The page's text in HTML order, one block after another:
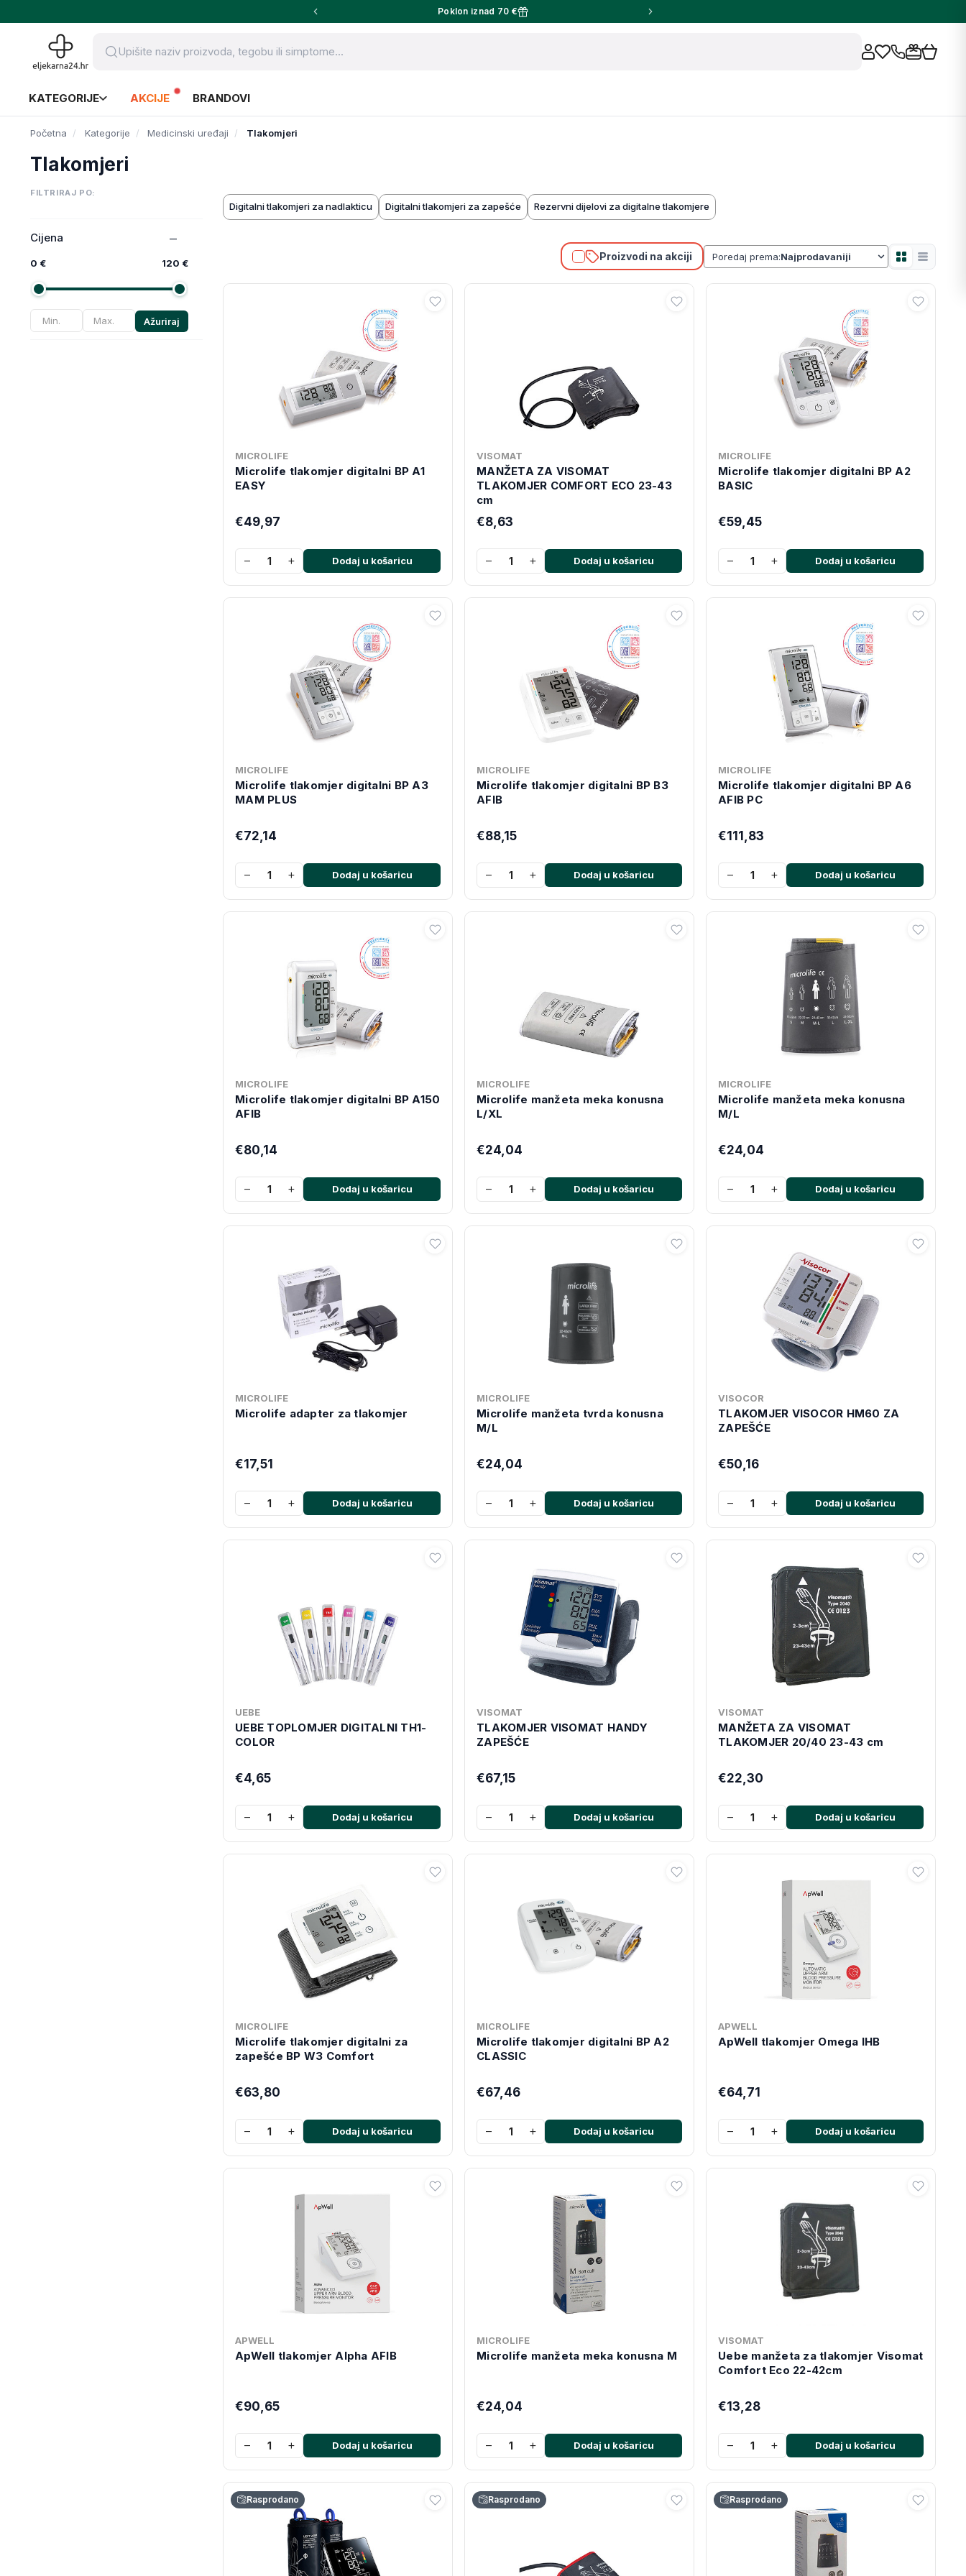
Poklon iznad 70 €
KATEGORIJE AKCIJE BRANDOVI
Početna Kategorije Medicinski uređaji Tlakomjeri
Tlakomjeri
FILTRIRAJ PO:
Cijena
0 € 120 €
Ažuriraj
Digitalni tlakomjeri za nadlakticu Digitalni tlakomjeri za zapešće Rezervni dijelovi za digitalne tlakomjere
Proizvodi na akciji Poredaj prema:
MICROLIFE
Microlife tlakomjer digitalni BP A1
EASY
€49,97
− + Dodaj u košaricu
VISOMAT
MANŽETA ZA VISOMAT
TLAKOMJER COMFORT ECO 23-43
cm
€8,63
− + Dodaj u košaricu
MICROLIFE
Microlife tlakomjer digitalni BP A2
BASIC
€59,45
− + Dodaj u košaricu
MICROLIFE
Microlife tlakomjer digitalni BP A3
MAM PLUS
€72,14
− + Dodaj u košaricu
MICROLIFE
Microlife tlakomjer digitalni BP B3
AFIB
€88,15
− + Dodaj u košaricu
MICROLIFE
Microlife tlakomjer digitalni BP A6
AFIB PC
€111,83
− + Dodaj u košaricu
MICROLIFE
Microlife tlakomjer digitalni BP A150
AFIB
€80,14
− + Dodaj u košaricu
MICROLIFE
Microlife manžeta meka konusna
L/XL
€24,04
− + Dodaj u košaricu
MICROLIFE
Microlife manžeta meka konusna
M/L
€24,04
− + Dodaj u košaricu
MICROLIFE
Microlife adapter za tlakomjer
€17,51
− + Dodaj u košaricu
MICROLIFE
Microlife manžeta tvrda konusna
M/L
€24,04
− + Dodaj u košaricu
VISOCOR
TLAKOMJER VISOCOR HM60 ZA
ZAPEŠĆE
€50,16
− + Dodaj u košaricu
UEBE
UEBE TOPLOMJER DIGITALNI TH1-
COLOR
€4,65
− + Dodaj u košaricu
VISOMAT
TLAKOMJER VISOMAT HANDY
ZAPEŠĆE
€67,15
− + Dodaj u košaricu
VISOMAT
MANŽETA ZA VISOMAT
TLAKOMJER 20/40 23-43 cm
€22,30
− + Dodaj u košaricu
MICROLIFE
Microlife tlakomjer digitalni za
zapešće BP W3 Comfort
€63,80
− + Dodaj u košaricu
MICROLIFE
Microlife tlakomjer digitalni BP A2
CLASSIC
€67,46
− + Dodaj u košaricu
APWELL
ApWell tlakomjer Omega IHB
€64,71
− + Dodaj u košaricu
APWELL
ApWell tlakomjer Alpha AFIB
€90,65
− + Dodaj u košaricu
MICROLIFE
Microlife manžeta meka konusna M
€24,04
− + Dodaj u košaricu
VISOMAT
Uebe manžeta za tlakomjer Visomat
Comfort Eco 22-42cm
€13,28
− + Dodaj u košaricu
Rasprodano Rasprodano Rasprodano